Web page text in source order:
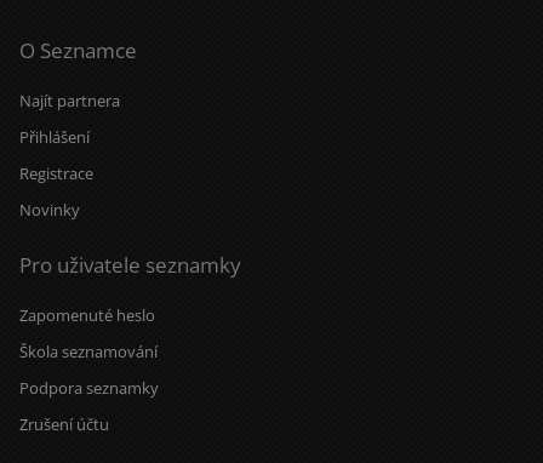
O Seznamce
Najít partnera
Přihlášení
Registrace
Novinky
Pro uživatele seznamky
Zapomenuté heslo
Škola seznamování
Podpora seznamky
Zrušení účtu